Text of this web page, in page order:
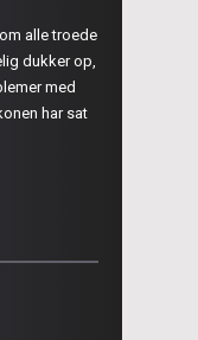
alle troede
dukker op,
med
har sat